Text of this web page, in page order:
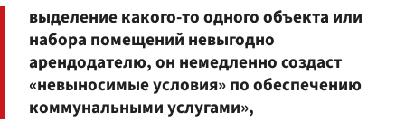
выделение какого-то одного объекта или
набора помещений невыгодно
арендодателю, он немедленно создаст
«невыносимые условия» по обеспечению
коммунальными услугами»,